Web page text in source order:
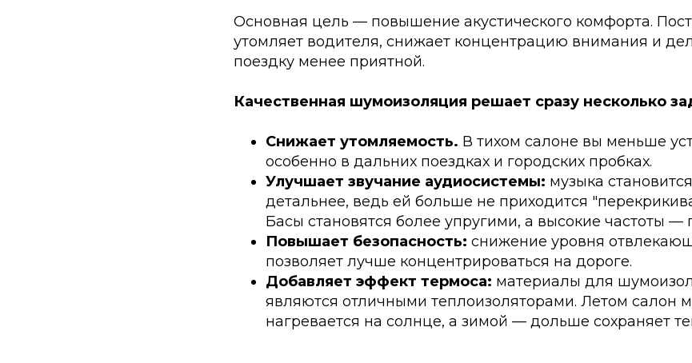
Основная цель — повышение акустического комфорта.
утомляет водителя, снижает концентрацию внимания и
поездку менее приятной.
Качественная шумоизоляция решает сразу несколько
Снижает утомляемость. В тихом салоне вы меньше
особенно в дальних поездках и городских пробках.
Улучшает звучание аудиосистемы: музыка
детальнее, ведь ей больше не приходится
Басы становятся более упругими, а высокие частоты —
Повышает безопасность: снижение уровня
позволяет лучше концентрироваться на дороге.
Добавляет эффект термоса: материалы для
являются отличными теплоизоляторами. Летом салон
нагревается на солнце, а зимой — дольше сохраняет